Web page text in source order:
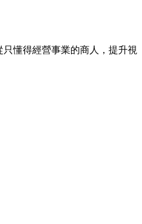
懂得經營事業的商⼈，提升視